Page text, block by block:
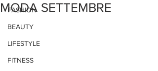
FASHION
BEAUTY
LIFESTYLE
FITNESS
MODA SETTEMBRE